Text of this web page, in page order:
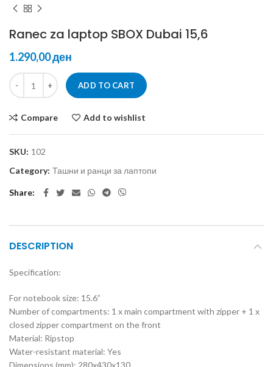
Ranec za laptop SBOX Dubai 15,6
ден
ADD TO CART
Compare Add to wishlist
SKU: 102
Category: Ташни и ранци за лаптопи
Share
DESCRIPTION
Specification:
For notebook size: 15.6”
Number of compartments: 1 x main compartment with zipper + 1 x
closed zipper compartment on the front
Material: Ripstop
Water-resistant material: Yes